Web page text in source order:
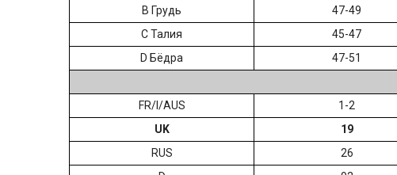
B Грудь
47-49
C Талия
45-47
D Бёдра
47-51
FR/I/AUS
1-2
UK
19
RUS
26